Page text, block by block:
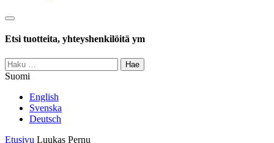
Haku
Etsi tuotteita, yhteyshenkilöitä ym
Haku:
Suomi
English
Svenska
Deutsch
Etusivu Luukas Pernu